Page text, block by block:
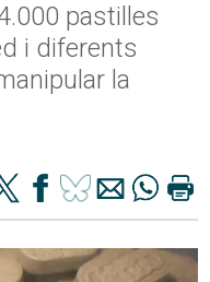
pastilles
i diferents
la